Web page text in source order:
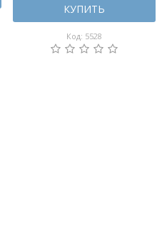
КУПИТЬ
Код: 5528